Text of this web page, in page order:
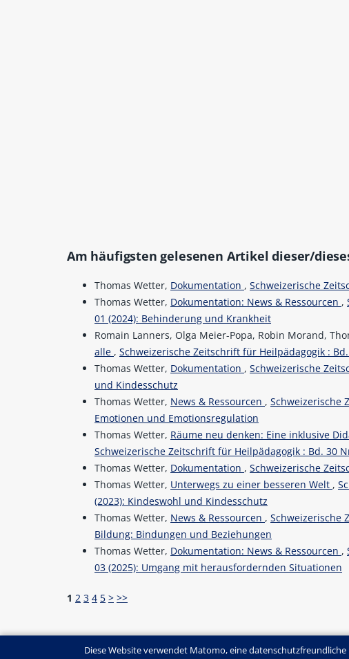
Am häufigsten gelesenen Artikel dieser/
Thomas Wetter, Dokumentation ,Schweizerische
Thomas Wetter, Dokumentation: News & Ressourcen ,
01 (2024): Behinderung und Krankheit
Romain Lanners, Olga Meier-Popa, Robin Morand,
alle ,Schweizerische Zeitschrift für Heilpädagogik :
Thomas Wetter, Dokumentation ,Schweizerische
und Kindesschutz
Thomas Wetter, News & Ressourcen ,Schweizerische
Emotionen und Emotionsregulation
Thomas Wetter, Räume neu denken: Eine inklusive
Schweizerische Zeitschrift für Heilpädagogik : Bd. 30
Thomas Wetter, Dokumentation ,Schweizerische
Thomas Wetter, Unterwegs zu einer besseren Welt ,
(2023): Kindeswohl und Kindesschutz
Thomas Wetter, News & Ressourcen ,Schweizerische
Bildung: Bindungen und Beziehungen
Thomas Wetter, Dokumentation: News & Ressourcen ,
03 (2025): Umgang mit herausfordernden Situationen
1 2 3 4 5 > >>
Diese Website verwendet Matomo, eine